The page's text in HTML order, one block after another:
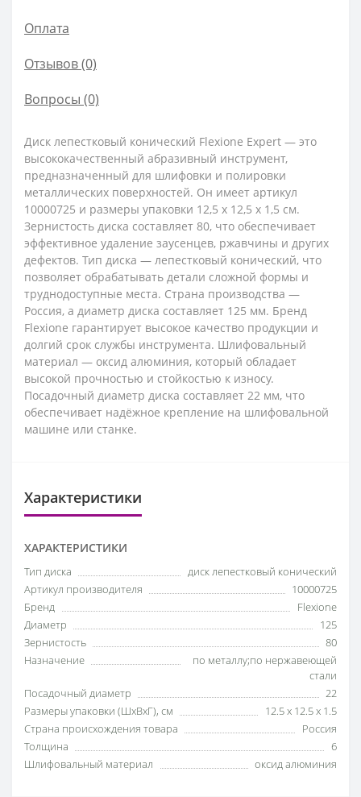
Оплата
Отзывов (0)
Вопросы (0)
Диск лепестковый конический Flexione Expert — это
высококачественный абразивный инструмент,
предназначенный для шлифовки и полировки
металлических поверхностей. Он имеет артикул
10000725 и размеры упаковки 12,5 x 12,5 x 1,5 см.
Зернистость диска составляет 80, что обеспечивает
эффективное удаление заусенцев, ржавчины и других
дефектов. Тип диска — лепестковый конический, что
позволяет обрабатывать детали сложной формы и
труднодоступные места. Страна производства —
Россия, а диаметр диска составляет 125 мм. Бренд
Flexione гарантирует высокое качество продукции и
долгий срок службы инструмента. Шлифовальный
материал — оксид алюминия, который обладает
высокой прочностью и стойкостью к износу.
Посадочный диаметр диска составляет 22 мм, что
обеспечивает надёжное крепление на шлифовальной
машине или станке.
Характеристики
ХАРАКТЕРИСТИКИ
Тип диска
диск лепестковый конический
Артикул производителя
10000725
Бренд
Flexione
Диаметр
125
Зернистость
80
Назначение
по металлу;по нержавеющей
стали
Посадочный диаметр
22
Размеры упаковки (ШхВхГ), см
12.5 x 12.5 x 1.5
Страна происхождения товара
Россия
Толщина
6
Шлифовальный материал
оксид алюминия